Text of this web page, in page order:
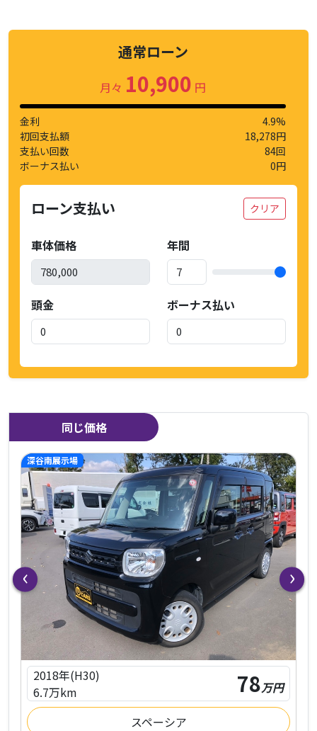
通常ローン
月々 10,900 円
金利
4.9%
初回支払額
18,278円
支払い回数
84回
ボーナス払い
0円
ローン支払い クリア
車体価格 年間
頭金 ボーナス払い
同じ価格
深谷南展示場
2018年(H30)
6.7万km
78万円
スペーシア
‹ ›